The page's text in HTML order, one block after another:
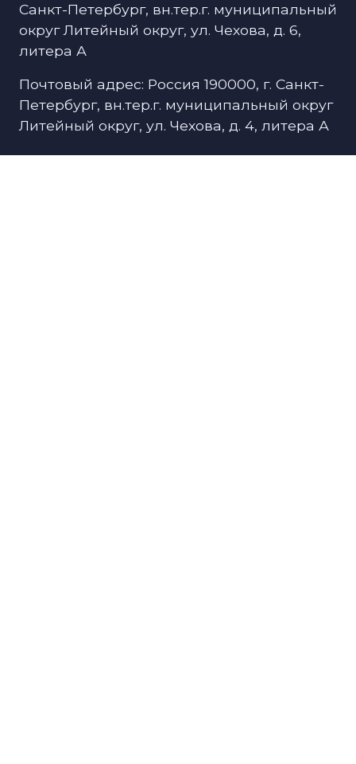
Санкт-Петербург, вн.тер.г. муниципальный
округ Литейный округ, ул. Чехова, д. 6,
литера А
Почтовый адрес: Россия 190000, г. Санкт-
Петербург, вн.тер.г. муниципальный округ
Литейный округ, ул. Чехова, д. 4, литера А